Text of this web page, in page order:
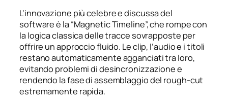
L’innovazione più celebre e discussa del
software è la “Magnetic Timeline”, che rompe con
la logica classica delle tracce sovrapposte per
offrire un approccio fluido. Le clip, l’audio e i titoli
restano automaticamente agganciati tra loro,
evitando problemi di desincronizzazione e
rendendo la fase di assemblaggio del rough-cut
estremamente rapida.